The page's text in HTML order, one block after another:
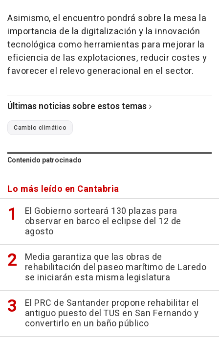
Asimismo, el encuentro pondrá sobre la mesa la
importancia de la digitalización y la innovación
tecnológica como herramientas para mejorar la
eficiencia de las explotaciones, reducir costes y
favorecer el relevo generacional en el sector.
Últimas noticias sobre estos temas
Cambio climático
Contenido patrocinado
Lo más leído en Cantabria
El Gobierno sorteará 130 plazas para
observar en barco el eclipse del 12 de
agosto
Media garantiza que las obras de
rehabilitación del paseo marítimo de Laredo
se iniciarán esta misma legislatura
El PRC de Santander propone rehabilitar el
antiguo puesto del TUS en San Fernando y
convertirlo en un baño público